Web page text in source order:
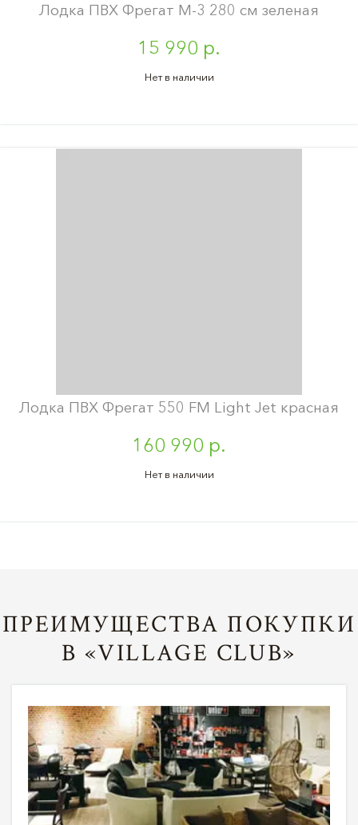
Лодка ПВХ Фрегат М-3 280 см зеленая
15 990 р.
Нет в наличии
Лодка ПВХ Фрегат 550 FM Light Jet красная
160 990 р.
Нет в наличии
ПРЕИМУЩЕСТВА ПОКУПКИ
В «VILLAGE CLUB»